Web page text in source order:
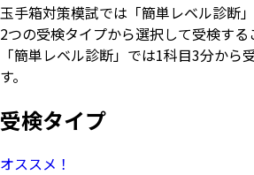
玉手箱対策模試では「簡単レベル診断
2つの受検タイプから選択して受検する
「簡単レベル診断」では1科目3分から
す。
受検タイプ
オススメ！